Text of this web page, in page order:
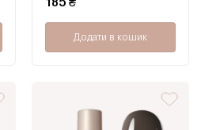
з
Додати в кошик